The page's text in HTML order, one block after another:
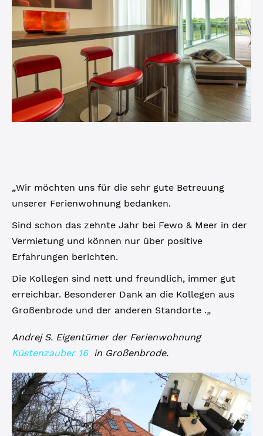
„Wir möchten uns für die sehr gute Betreuung
unserer Ferienwohnung bedanken.
Sind schon das zehnte Jahr bei Fewo & Meer in der
Vermietung und können nur über positive
Erfahrungen berichten.
Die Kollegen sind nett und freundlich, immer gut
erreichbar. Besonderer Dank an die Kollegen aus
Großenbrode und der anderen Standorte .„
Andrej S. Eigentümer der Ferienwohnung
Küstenzauber 16in Großenbrode.